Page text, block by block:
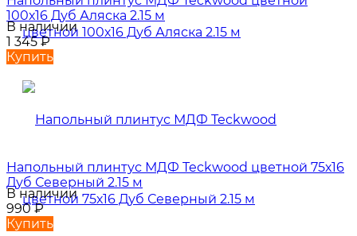
100х16 Дуб Аляска 2.15 м
В наличии
1 345₽
Купить
Напольный плинтус МДФ Teckwood цветной 75х16
Дуб Северный 2.15 м
В наличии
990₽
Купить